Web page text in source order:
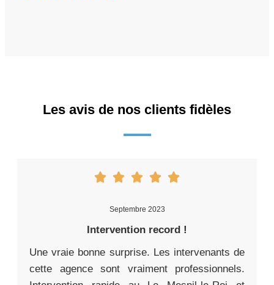
Les avis de nos clients fidèles
Septembre 2023
Intervention record !
Une vraie bonne surprise. Les intervenants de
cette agence sont vraiment professionnels.